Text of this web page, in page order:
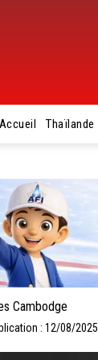
Accueil Thaïlande
Cambodge
: 12/08/2025